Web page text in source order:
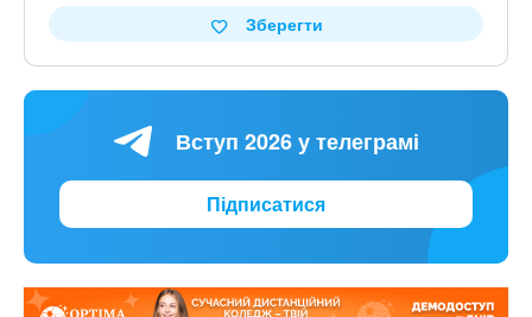
Зберегти
Вступ 2026 у телеграмі
Підписатися